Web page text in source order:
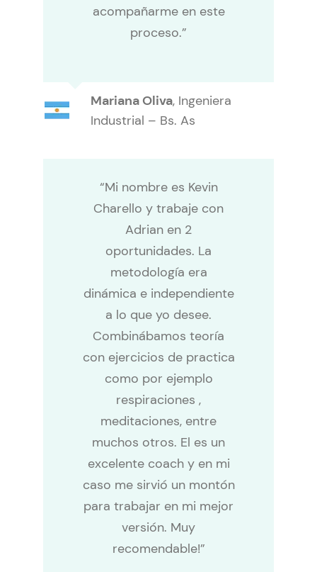
acompañarme en este
proceso.”
Mariana Oliva, Ingeniera
Industrial – Bs. As
“Mi nombre es Kevin
Charello y trabaje con
Adrian en 2
oportunidades. La
metodología era
dinámica e independiente
a lo que yo desee.
Combinábamos teoría
con ejercicios de practica
como por ejemplo
respiraciones ,
meditaciones, entre
muchos otros. El es un
excelente coach y en mi
caso me sirvió un montón
para trabajar en mi mejor
versión. Muy
recomendable!”